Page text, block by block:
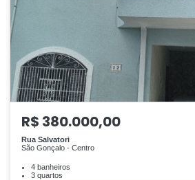
R$ 380.000,00
Rua Salvatori
São Gonçalo - Centro
4 banheiros
3 quartos